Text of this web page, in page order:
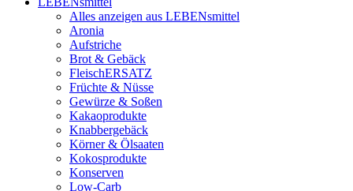
Alles anzeigen aus LEBENsmittel
Aronia
Aufstriche
Brot & Gebäck
FleischERSATZ
Früchte & Nüsse
Gewürze & Soßen
Kakaoprodukte
Knabbergebäck
Körner & Ölsaaten
Kokosprodukte
Konserven
Low-Carb